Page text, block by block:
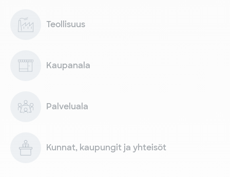
Teollisuus
Kaupanala
Palveluala
Kunnat, kaupungit ja yhteisöt